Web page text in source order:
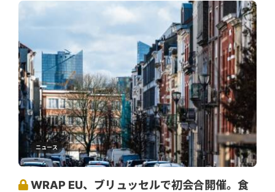
ニュース
WRAP EU、ブリュッセルで初会合開催。食